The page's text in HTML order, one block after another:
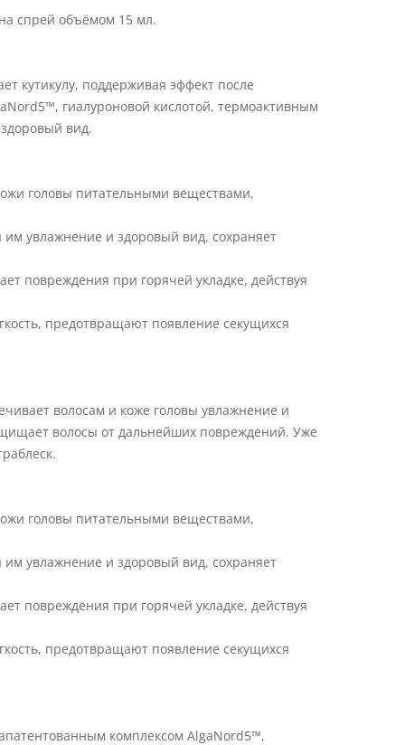
спрей объёмом 15 мл.
кутикулу, поддерживая эффект после
гиалуроновой кислотой, термоактивным
вид.
головы питательными веществами,
увлажнение и здоровый вид, сохраняет
повреждения при горячей укладке, действуя
предотвращают появление секущихся
волосам и коже головы увлажнение и
волосы от дальнейших повреждений. Уже
головы питательными веществами,
увлажнение и здоровый вид, сохраняет
повреждения при горячей укладке, действуя
предотвращают появление секущихся
комплексом AlgaNord5™,